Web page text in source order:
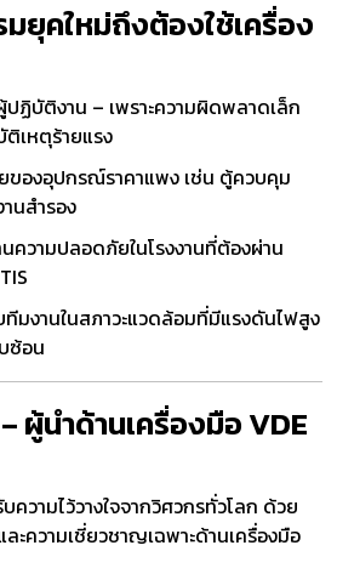
ยุคใหม่ถึงต้องใช้เครื่อง
ฏิบัติงาน – เพราะความผิดพลาดเล็ก
เหตุร้ายแรง
ของอุปกรณ์ราคาแพง เช่น ตู้ควบคุม
นสำรอง
ความปลอดภัยในโรงงานที่ต้องผ่าน
ทีมงานในสภาวะแวดล้อมที่มีแรงดันไฟสูง
ซ้อน
ผู้นำด้านเครื่องมือ VDE
วามไว้วางใจจากวิศวกรทั่วโลก ด้วย
ะความเชี่ยวชาญเฉพาะด้านเครื่องมือ